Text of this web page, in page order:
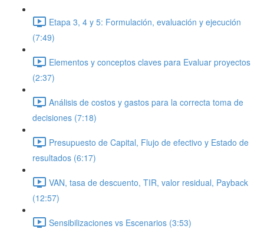
Etapa 3, 4 y 5: Formulación, evaluación y ejecución
(7:49)
Elementos y conceptos claves para Evaluar proyectos
(2:37)
Análisis de costos y gastos para la correcta toma de
decisiones (7:18)
Presupuesto de Capital, Flujo de efectivo y Estado de
resultados (6:17)
VAN, tasa de descuento, TIR, valor residual, Payback
(12:57)
Sensibilizaciones vs Escenarios (3:53)